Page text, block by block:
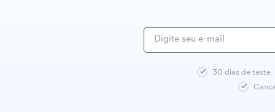
30 dias de teste